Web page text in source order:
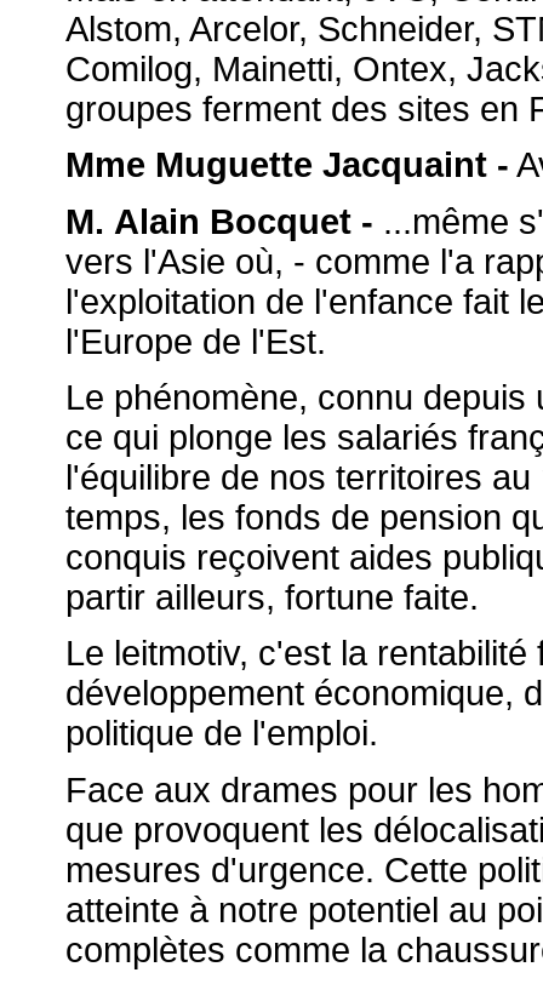
Alstom, Arcelor, Schneider,
Comilog, Mainetti, Ontex,
groupes ferment des sites en
Mme Muguette Jacquaint -
M. Alain Bocquet - ...même
vers l'Asie où, - comme l'a
l'exploitation de l'enfance fait
l'Europe de l'Est.
Le phénomène, connu
ce qui plonge les salariés
l'équilibre de nos territoires
temps, les fonds de pension
conquis reçoivent aides
partir ailleurs, fortune faite.
Le leitmotiv, c'est la
développement économique,
politique de l'emploi.
Face aux drames pour les
que provoquent les
mesures d'urgence. Cette
atteinte à notre potentiel au
complètes comme la